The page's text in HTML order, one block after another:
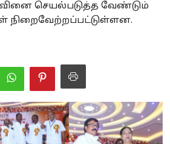
செயல்படுத்த வேண்டும்
நிறைவேற்றப்பட்டுள்ளன.